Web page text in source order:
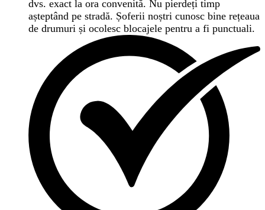
dvs. exact la ora convenită. Nu pierdeți timp
așteptând pe stradă. Șoferii noștri cunosc bine rețeaua
de drumuri și ocolesc blocajele pentru a fi punctuali.